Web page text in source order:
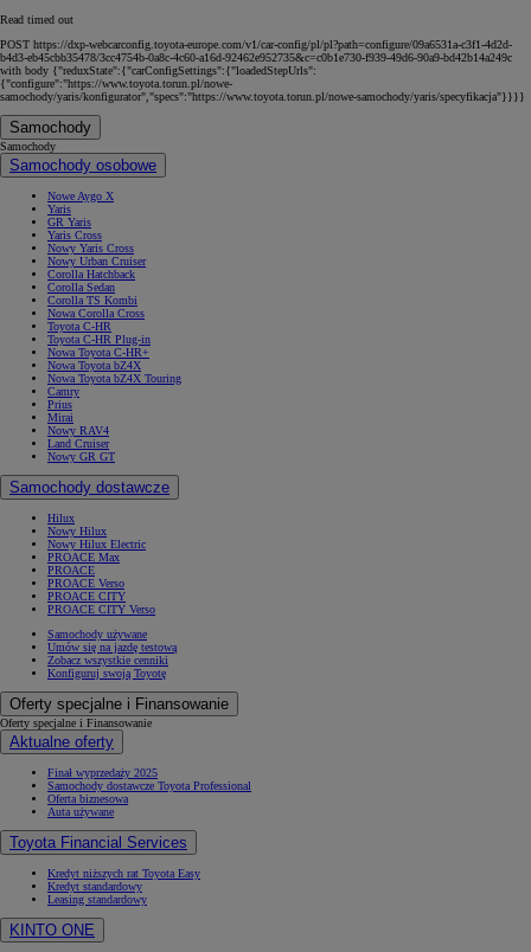
Read timed out
POST https://dxp-webcarconfig.toyota-europe.com/v1/car-config/pl/pl?path=configure/09a6531a-c3f1-4d2d-
b4d3-eb45cbb35478/3cc4754b-0a8c-4c60-a16d-92462e952735&c=c0b1e730-f939-49d6-90a9-bd42b14a249c
with body {"reduxState":{"carConfigSettings":{"loadedStepUrls":
{"configure":"https://www.toyota.torun.pl/nowe-
samochody/yaris/konfigurator","specs":"https://www.toyota.torun.pl/nowe-samochody/yaris/specyfikacja"}}}}
Samochody
Samochody
Samochody osobowe
Nowe Aygo X
Yaris
GR Yaris
Yaris Cross
Nowy Yaris Cross
Nowy Urban Cruiser
Corolla Hatchback
Corolla Sedan
Corolla TS Kombi
Nowa Corolla Cross
Toyota C-HR
Toyota C-HR Plug-in
Nowa Toyota C-HR+
Nowa Toyota bZ4X
Nowa Toyota bZ4X Touring
Camry
Prius
Mirai
Nowy RAV4
Land Cruiser
Nowy GR GT
Samochody dostawcze
Hilux
Nowy Hilux
Nowy Hilux Electric
PROACE Max
PROACE
PROACE Verso
PROACE CITY
PROACE CITY Verso
Samochody używane
Umów się na jazdę testową
Zobacz wszystkie cenniki
Konfiguruj swoją Toyotę
Oferty specjalne i Finansowanie
Oferty specjalne i Finansowanie
Aktualne oferty
Finał wyprzedaży 2025
Samochody dostawcze Toyota Professional
Oferta biznesowa
Auta używane
Toyota Financial Services
Kredyt niższych rat Toyota Easy
Kredyt standardowy
Leasing standardowy
KINTO ONE